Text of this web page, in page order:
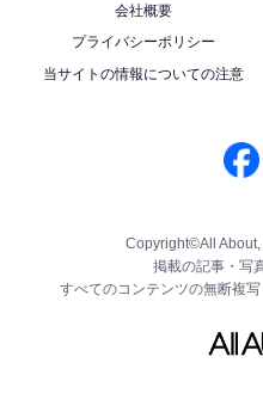
会社概要
プライバシーポリシー
当サイトの情報についての注意
Copyright©All
掲載の記事・写
すべてのコンテンツの無断複